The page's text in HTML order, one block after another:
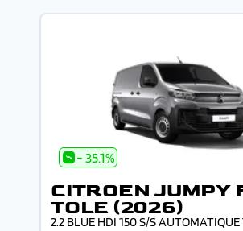
- 35.1%
CITROEN JUMPY
TOLE (2026)
2.2 BLUE HDI 150 S/S